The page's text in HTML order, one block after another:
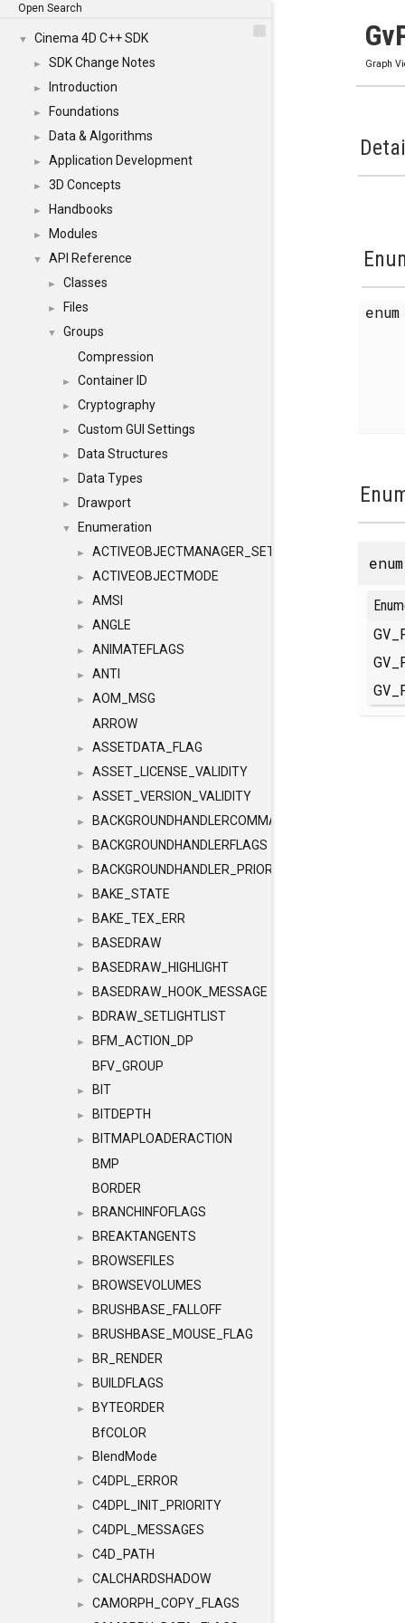
Open Search
▼ Cinema 4D C++ SDK
► SDK Change Notes
► Introduction
► Foundations
► Data & Algorithms
► Application Development
► 3D Concepts
► Handbooks
► Modules
▼ API Reference
► Classes
► Files
▼
Groups
Compression
► Container ID
► Cryptography
► Custom GUI Settings
► Data Structures
► Data Types
► Drawport
▼ Enumeration
► ACTIVEOBJECTMANAGER_SETOBJECTS
► ACTIVEOBJECTMODE
► AMSI
► ANGLE
► ANIMATEFLAGS
► ANTI
►
AOM_MSG
ARROW
► ASSETDATA_FLAG
► ASSET_LICENSE_VALIDITY
► ASSET_VERSION_VALIDITY
► BACKGROUNDHANDLERCOMMAND
► BACKGROUNDHANDLERFLAGS
► BACKGROUNDHANDLER_PRIORITY
► BAKE_STATE
► BAKE_TEX_ERR
► BASEDRAW
► BASEDRAW_HIGHLIGHT
► BASEDRAW_HOOK_MESSAGE
► BDRAW_SETLIGHTLIST
►
BFM_ACTION_DP
BFV_GROUP
► BIT
► BITDEPTH
►
BITMAPLOADERACTION
BMP
BORDER
► BRANCHINFOFLAGS
► BREAKTANGENTS
► BROWSEFILES
► BROWSEVOLUMES
► BRUSHBASE_FALLOFF
► BRUSHBASE_MOUSE_FLAG
► BR_RENDER
► BUILDFLAGS
►
BYTEORDER
BfCOLOR
► BlendMode
► C4DPL_ERROR
► C4DPL_INIT_PRIORITY
► C4DPL_MESSAGES
► C4D_PATH
► CALCHARDSHADOW
►
CAMORPH_COPY_FLAGS
Graph